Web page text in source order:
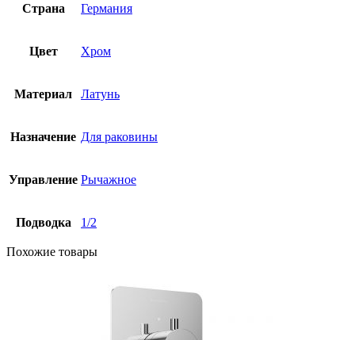
Страна Германия
Цвет Хром
Материал Латунь
Назначение Для раковины
Управление Рычажное
Подводка 1/2
Похожие товары